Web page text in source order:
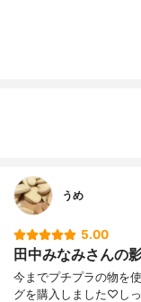
うめ
5.00
田中みなみさんの
今までプチプラの物を
グを購入しました♡し